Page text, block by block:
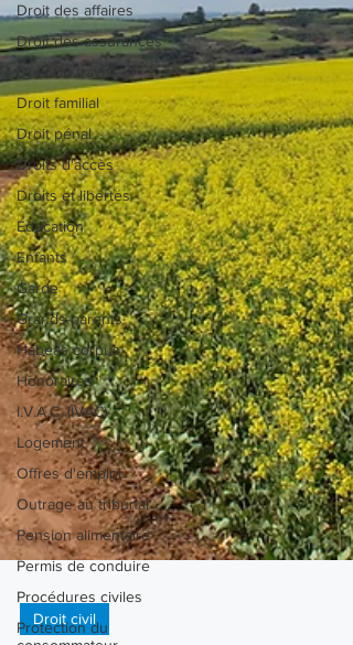
Droit des affaires
Droit des assurances
Droit du travail
Droit familial
Droit pénal
Droits d'accès
Droits et libertés
Éducation
Enfants
Garde
Grands-parents
Habeas corpus
Honoraires
I.V.A.C. (IVAC)
Logement
Offres d'emploi
Outrage au tribunal
Pension alimentaire
Permis de conduire
Procédures civiles
Protection du